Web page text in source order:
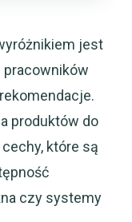
jest
pracowników
produktów do
które są
czy systemy